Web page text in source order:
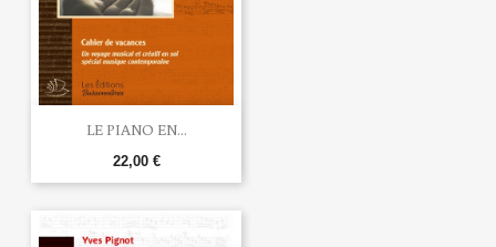
LE PIANO EN...
22,00 €